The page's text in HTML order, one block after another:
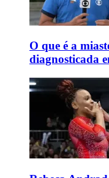
O que é a
diagnosticada